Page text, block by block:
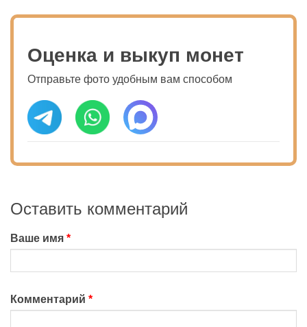
Оценка и выкуп монет
Отправьте фото удобным вам способом
Оставить комментарий
Ваше имя
Комментарий